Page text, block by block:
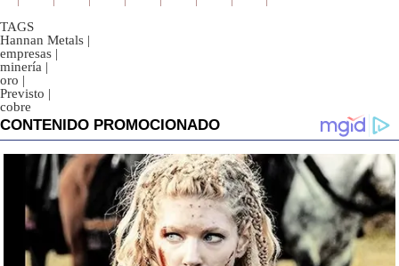
TAGS
Hannan Metals |
empresas |
minería |
oro |
Previsto |
cobre